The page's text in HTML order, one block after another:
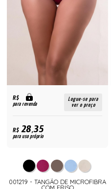
R$
para revenda
Logue-se para
ver o preço
R$28,35
para uso próprio
001219 - TANGÃO DE MICROFIBRA